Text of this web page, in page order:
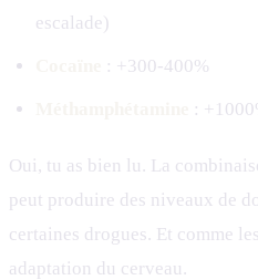
escalade)
: +300-400%
:
Oui, tu as bien lu. La
peut produire des niveaux de
certaines drogues. Et comme
adaptation du cerveau.